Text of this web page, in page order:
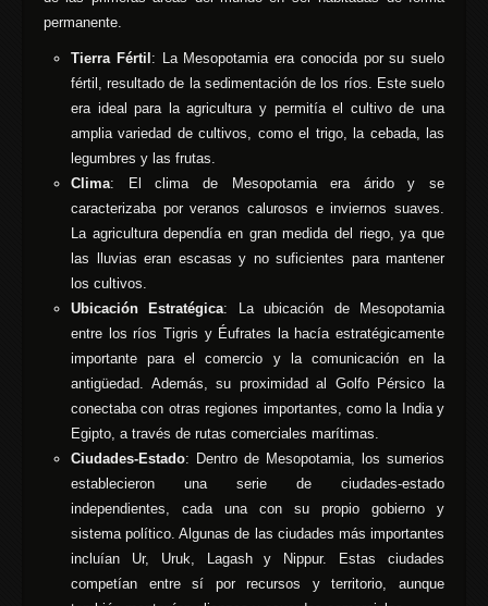
permanente.
Tierra Fértil : La Mesopotamia era conocida por su suelo
fértil, resultado de la sedimentación de los ríos. Este suelo
era ideal para la agricultura y permitía el cultivo de una
amplia variedad de cultivos, como el trigo, la cebada, las
legumbres y las frutas.
Clima: El clima de Mesopotamia era árido y se
caracterizaba por veranos calurosos e inviernos suaves.
La agricultura dependía en gran medida del riego, ya que
las lluvias eran escasas y no suficientes para mantener
los cultivos.
Ubicación Estratégica: La ubicación de Mesopotamia
entre los ríos Tigris y Éufrates la hacía estratégicamente
importante para el comercio y la comunicación en la
antigüedad. Además, su proximidad al Golfo Pérsico la
conectaba con otras regiones importantes, como la India y
Egipto, a través de rutas comerciales marítimas.
Ciudades-Estado: Dentro de Mesopotamia, los sumerios
establecieron una serie de ciudades-estado
independientes, cada una con su propio gobierno y
sistema político. Algunas de las ciudades más importantes
incluían Ur, Uruk, Lagash y Nippur. Estas ciudades
competían entre sí por recursos y territorio, aunque